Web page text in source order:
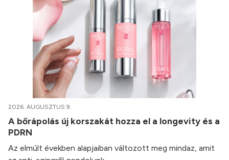
2026. AUGUSZTUS 9.
A bőrápolás új korszakát hozza el a longevity és a
PDRN
Az elmúlt években alapjaiban változott meg mindaz, amit